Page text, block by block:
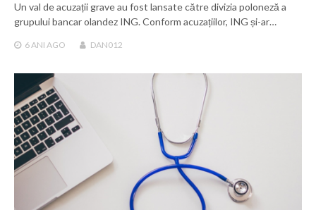
Un val de acuzații grave au fost lansate către divizia poloneză a
grupului bancar olandez ING. Conform acuzațiilor, ING și-ar…
6 ANI AGO DAN012